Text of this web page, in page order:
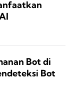
Bot di
Bot